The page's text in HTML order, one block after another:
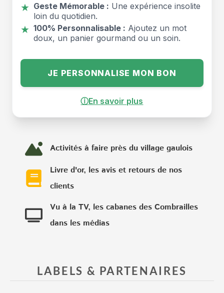
★ Geste Mémorable : Une expérience insolite
loin du quotidien.
★ 100% Personnalisable : Ajoutez un mot
doux, un panier gourmand ou un soin.
JE PERSONNALISE MON BON
ⓘEn savoir plus
Activités à faire près du village gaulois
Livre d'or, les avis et retours de nos
clients
Vu à la TV, les cabanes des Combrailles
dans les médias
LABELS & PARTENAIRES